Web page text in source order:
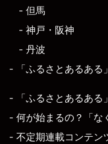
- 但馬
- 神戸・阪神
- 丹波
- 「ふるさとあるある
- 「ふるさとあるある
- 何が始まるの？「な
- 不定期連載コンテン